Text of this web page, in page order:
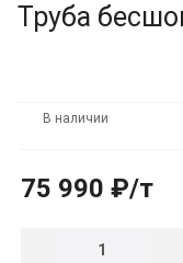
Труба
В наличии
75 990 ₽/т